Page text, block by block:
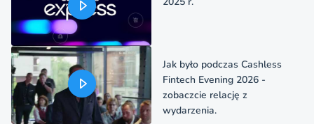
Jak było podczas Cashless
Fintech Evening 2026 -
zobaczcie relację z
wydarzenia.